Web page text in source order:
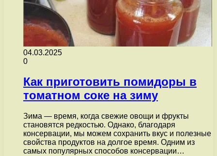
04.03.2025
0
Как приготовить помидоры в
томатном соке на зиму
Зима — время, когда свежие овощи и фрукты
становятся редкостью. Однако, благодаря
консервации, мы можем сохранить вкус и полезные
свойства продуктов на долгое время. Одним из
самых популярных способов консервации…